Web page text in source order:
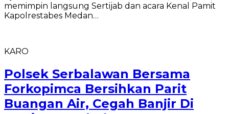
memimpin langsung Sertijab dan acara Kenal Pamit
Kapolrestabes Medan…
KARO
Polsek Serbalawan Bersama
Forkopimca Bersihkan Parit
Buangan Air, Cegah Banjir Di